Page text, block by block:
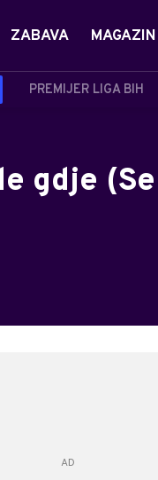
PREMIJER LIGA BIH
ZABAVA MAGAZIN
gdje